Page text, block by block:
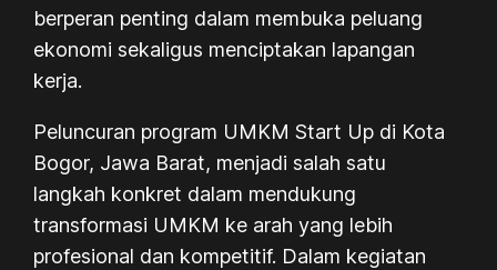
berperan penting dalam membuka peluang
ekonomi sekaligus menciptakan lapangan
kerja.
Peluncuran program UMKM Start Up di Kota
Bogor, Jawa Barat, menjadi salah satu
langkah konkret dalam mendukung
transformasi UMKM ke arah yang lebih
profesional dan kompetitif. Dalam kegiatan